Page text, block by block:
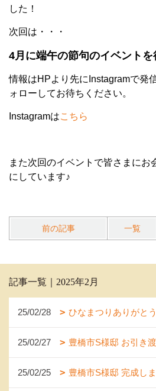
した！
次回は・・・
4月に端午の節句のイベントを
情報はHPより先にInstagramで発
ォローしてお待ちください。
Instagramはこちら
また次回のイベントで皆さまにお
にしています♪
前の記事 一覧
記事一覧｜2025年2月
25/02/28 ひなまつりありがと
25/02/27 豊橋市S様邸 お引き
25/02/25 豊橋市S様邸 完成し